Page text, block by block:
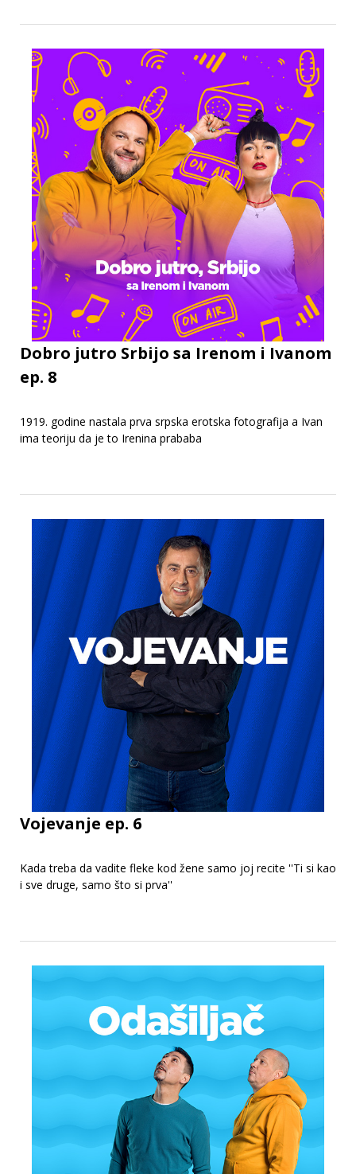
Dobro jutro Srbijo sa Irenom i Ivanom
ep. 8
1919. godine nastala prva srpska erotska fotografija a Ivan
ima teoriju da je to Irenina prababa
Vojevanje ep. 6
Kada treba da vadite fleke kod žene samo joj recite ''Ti si kao
i sve druge, samo što si prva''